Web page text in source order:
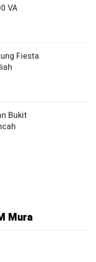
VA
Fiesta
Bukit
Mura